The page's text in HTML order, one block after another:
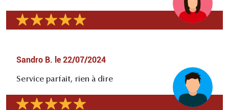
Sandro B. le 22/07/2024
Service parfait, rien à dire